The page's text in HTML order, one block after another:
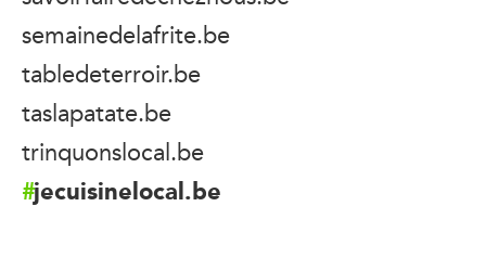
semainedelafrite.be
tabledeterroir.be
taslapatate.be
trinquonslocal.be
jecuisinelocal.be